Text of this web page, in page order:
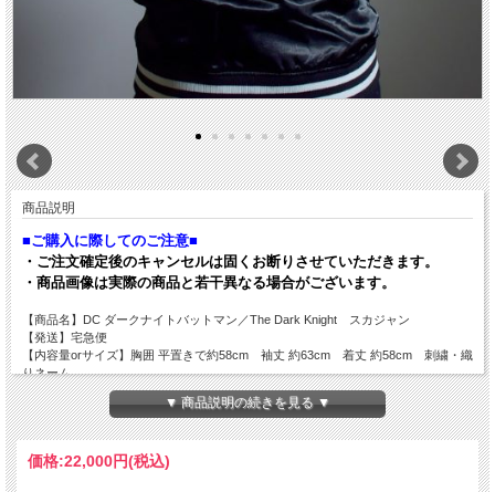
商品説明
■ご購入に際してのご注意■
・ご注文確定後のキャンセルは固くお断りさせていただきます。
・商品画像は実際の商品と若干異なる場合がございます。
【商品名】DC ダークナイトバットマン／The Dark Knight スカジャン
【発送】宅急便
【内容量orサイズ】 胸囲 平置きで約58cm 袖丈 約63cm 着丈 約58cm 刺繍・織
りネーム
【素材】ポリエステル100％
【JANコード】4992272748383▼ 商品説明の続きを見る ▼
価格:22,000円(税込)